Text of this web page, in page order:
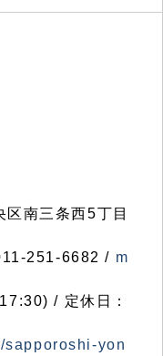
南三条西5丁目
251-6682 / m
/ 定休日：
sapporoshi-yon